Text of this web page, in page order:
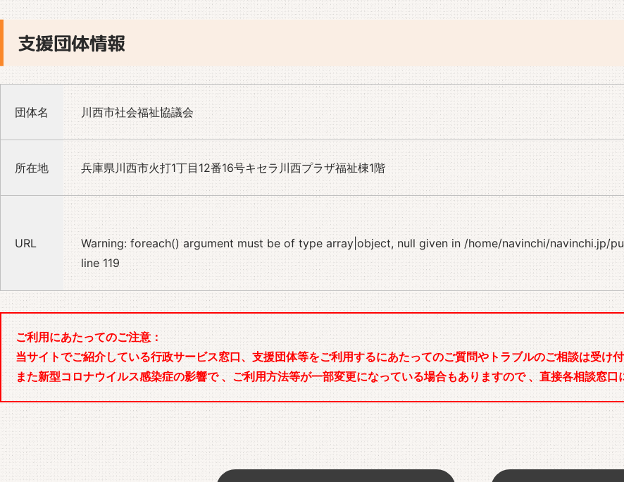
支援団体情報
団体名 川西市社会福祉協議会
所在地 兵庫県川西市火打1丁目12番16号キセラ川西プラザ福祉棟1階
URL Warning: foreach() argument must be of type array|object, null given in/home/navinchi/navinchi.jp/
line119
ご利用にあたってのご注意：
当サイトでご紹介している行政サービス窓口、支援団体等をご利用するにあたってのご質問やトラブルのご相談は受け
また新型コロナウイルス感染症の影響で 、ご利用方法等が一部変更になっている場合もありますので 、直接各相談窓口